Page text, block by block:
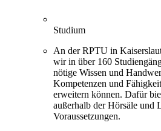
Studium
An der RPTU in
wir in über 160
nötige Wissen und
Kompetenzen und
erweitern können. Dafür
außerhalb der Hörsäle und
Voraussetzungen.